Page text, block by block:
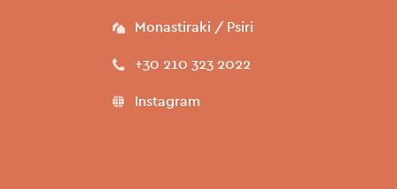
Monastiraki / Psiri
+30 210 323 2022
Instagram